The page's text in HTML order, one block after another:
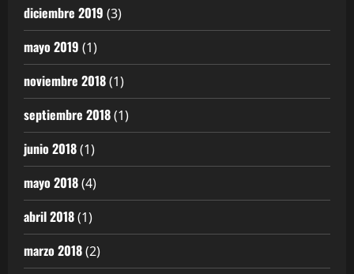
diciembre 2019 (3)
mayo 2019 (1)
noviembre 2018(1)
septiembre 2018(1)
junio 2018(1)
mayo 2018(4)
abril 2018(1)
marzo 2018(2)